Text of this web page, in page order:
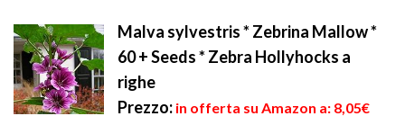
Malva sylvestris * Zebrina Mallow *
60 + Seeds * Zebra Hollyhocks a
righe
Prezzo: in offerta su Amazon a: 8,05€